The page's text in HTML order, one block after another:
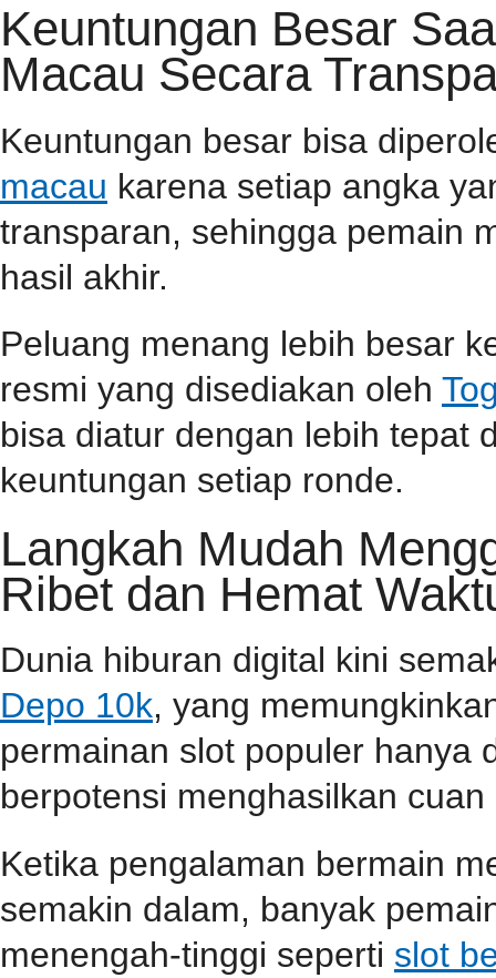
Keuntungan Besar
Macau Secara
Keuntungan besar bisa
macau karena setiap angka
transparan, sehingga pemain
hasil akhir.
Peluang menang lebih besar
resmi yang disediakan oleh
bisa diatur dengan lebih tepat
keuntungan setiap ronde.
Langkah Mudah
Ribet dan Hemat
Dunia hiburan digital kini
Depo 10k, yang
permainan slot populer hanya
berpotensi menghasilkan
Ketika pengalaman bermain
semakin dalam, banyak
menengah-tinggi seperti slot